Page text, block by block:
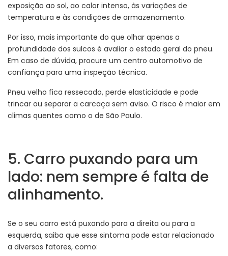
exposição ao sol, ao calor intenso, às variações de
temperatura e às condições de armazenamento.
Por isso, mais importante do que olhar apenas a
profundidade dos sulcos é avaliar o estado geral do pneu.
Em caso de dúvida, procure um centro automotivo de
confiança para uma inspeção técnica.
Pneu velho fica ressecado, perde elasticidade e pode
trincar ou separar a carcaça sem aviso. O risco é maior em
climas quentes como o de São Paulo.
5. Carro puxando para um
lado: nem sempre é falta de
alinhamento.
Se o seu carro está puxando para a direita ou para a
esquerda, saiba que esse sintoma pode estar relacionado
a diversos fatores, como: